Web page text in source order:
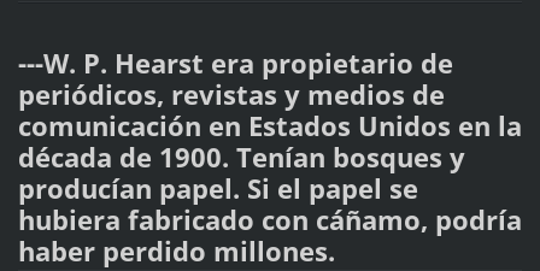
---W. Р. Hearst era propietario de
periódicos, revistas y medios de
comunicación en Estados Unidos en la
década de 1900. Tenían bosques y
producían papel. Si el papel se
hubiera fabricado con cáñamo, podría
haber perdido millones.